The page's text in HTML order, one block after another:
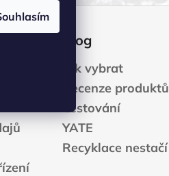
Blog
Jak vybrat
Recenze produktů
Cestování
YATE
Recyklace nestačí